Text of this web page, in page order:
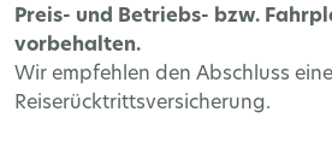
Preis- und Betriebs- bzw.
vorbehalten.
Wir empfehlen den Abschluss
Reiserücktrittsversicherung.